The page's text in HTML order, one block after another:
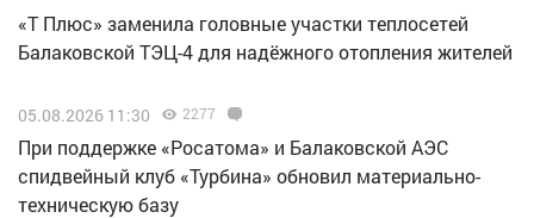
«Т Плюс» заменила головные участки теплосетей
Балаковской ТЭЦ-4 для надёжного отопления жителей
05.08.2026 11:30 2277
При поддержке «Росатома» и Балаковской АЭС
спидвейный клуб «Турбина» обновил материально-
техническую базу